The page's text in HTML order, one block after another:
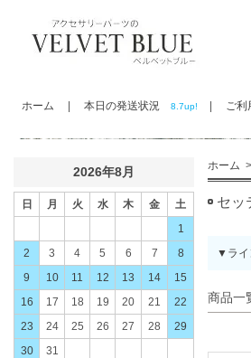
ホーム 本日の発送状況 8.7up! ご利
ホーム >
セッ
▼ライ
商品一
2026年8月
日 月 火 水 木 金
土
1
2
3 4 5 6 7
8
9
10 11 12 13 14
15
16
17 18 19 20 21
22
23
24 25 26 27 28
29
30
31